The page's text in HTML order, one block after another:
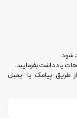
شود.
یادداشت بفرمایید.
طریق پیامک یا ایمیل